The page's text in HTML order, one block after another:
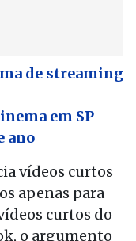
de streaming
em SP
ano
vídeos curtos
apenas para
curtos do
o argumento